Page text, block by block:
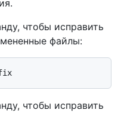
чтобы исправить
файлы:
чтобы исправить